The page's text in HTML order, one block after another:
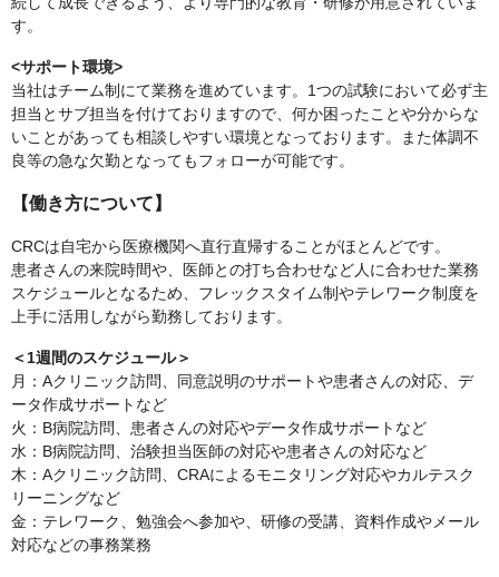
す。
<サポート環境>
当社はチーム制にて業務を進めています。1つの試験において必ず主
担当とサブ担当を付けておりますので、何か困ったことや分からな
いことがあっても相談しやすい環境となっております。また体調不
良等の急な欠勤となってもフォローが可能です。
【働き方について】
CRCは自宅から医療機関へ直行直帰することがほとんどです。
患者さんの来院時間や、医師との打ち合わせなど人に合わせた業務
スケジュールとなるため、フレックスタイム制やテレワーク制度を
上手に活用しながら勤務しております。
＜1週間のスケジュール＞
月：Aクリニック訪問、同意説明のサポートや患者さんの対応、デ
ータ作成サポートなど
火：B病院訪問、患者さんの対応やデータ作成サポートなど
水：B病院訪問、治験担当医師の対応や患者さんの対応など
木：Aクリニック訪問、CRAによるモニタリング対応やカルテスク
リーニングなど
金：テレワーク、勉強会へ参加や、研修の受講、資料作成やメール
対応などの事務業務